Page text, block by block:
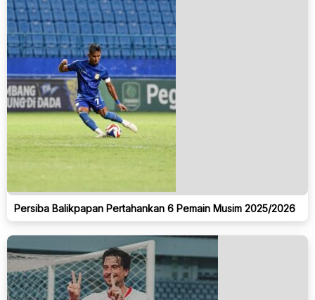
Persiba Balikpapan Pertahankan 6 Pemain Musim 2025/2026